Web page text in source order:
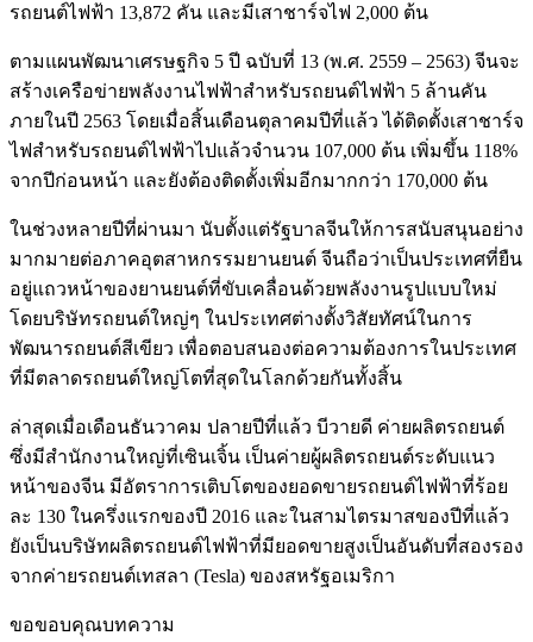
รถยนต์ไฟฟ้า 13,872 คัน และมีเสาชาร์จไฟ 2,000 ต้น
ตามแผนพัฒนาเศรษฐกิจ 5 ปี ฉบับที่ 13 (พ.ศ. 2559 – 2563) จีนจะ
สร้างเครือข่ายพลังงานไฟฟ้าสำหรับรถยนต์ไฟฟ้า 5 ล้านคัน
ภายในปี 2563 โดยเมื่อสิ้นเดือนตุลาคมปีที่แล้ว ได้ติดตั้งเสาชาร์จ
ไฟสำหรับรถยนต์ไฟฟ้าไปแล้วจำนวน 107,000 ต้น เพิ่มขึ้น 118%
จากปีก่อนหน้า และยังต้องติดตั้งเพิ่มอีกมากกว่า 170,000 ต้น
ในช่วงหลายปีที่ผ่านมา นับตั้งแต่รัฐบาลจีนให้การสนับสนุนอย่าง
มากมายต่อภาคอุตสาหกรรมยานยนต์ จีนถือว่าเป็นประเทศที่ยืน
อยู่แถวหน้าของยานยนต์ที่ขับเคลื่อนด้วยพลังงานรูปแบบใหม่
โดยบริษัทรถยนต์ใหญ่ๆ ในประเทศต่างตั้งวิสัยทัศน์ในการ
พัฒนารถยนต์สีเขียว เพื่อตอบสนองต่อความต้องการในประเทศ
ที่มีตลาดรถยนต์ใหญ่โตที่สุดในโลกด้วยกันทั้งสิ้น
ล่าสุดเมื่อเดือนธันวาคม ปลายปีที่แล้ว บีวายดี ค่ายผลิตรถยนต์
ซึ่งมีสำนักงานใหญ่ที่เซินเจิ้น เป็นค่ายผู้ผลิตรถยนต์ระดับแนว
หน้าของจีน มีอัตราการเติบโตของยอดขายรถยนต์ไฟฟ้าที่ร้อย
ละ 130 ในครึ่งแรกของปี 2016 และในสามไตรมาสของปีที่แล้ว
ยังเป็นบริษัทผลิตรถยนต์ไฟฟ้าที่มียอดขายสูงเป็นอันดับที่สองรอง
จากค่ายรถยนต์เทสลา (Tesla) ของสหรัฐอเมริกา
ขอขอบคุณบทความ